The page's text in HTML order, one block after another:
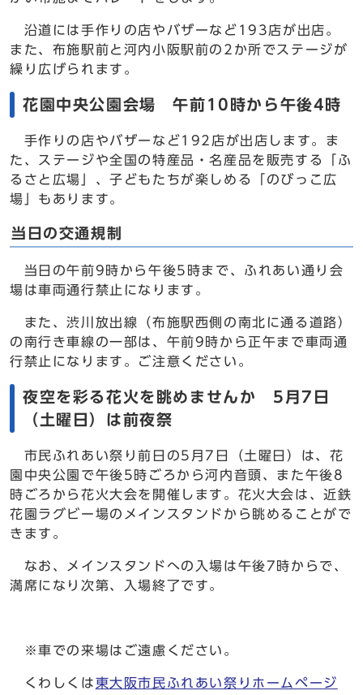
沿道には手作りの店やバザーなど193店が出店。
また、布施駅前と河内小阪駅前の2か所でステージが
繰り広げられます。
花園中央公園会場 午前10時から午後4時
手作りの店やバザーなど192店が出店します。ま
た、ステージや全国の特産品・名産品を販売する「ふ
るさと広場」、子どもたちが楽しめる「のびっこ広
場」もあります。
当日の交通規制
当日の午前9時から午後5時まで、ふれあい通り会
場は車両通行禁止になります。
また、渋川放出線（布施駅西側の南北に通る道路）
の南行き車線の一部は、午前9時から正午まで車両通
行禁止になります。ご注意ください。
夜空を彩る花火を眺めませんか 5月7日
（土曜日）は前夜祭
市民ふれあい祭り前日の5月7日（土曜日）は、花
園中央公園で午後5時ごろから河内音頭、また午後8
時ごろから花火大会を開催します。花火大会は、近鉄
花園ラグビー場のメインスタンドから眺めることがで
きます。
なお、メインスタンドへの入場は午後7時からで、
満席になり次第、入場終了です。
※車での来場はご遠慮ください。
くわしくは東大阪市民ふれあい祭りホームページ